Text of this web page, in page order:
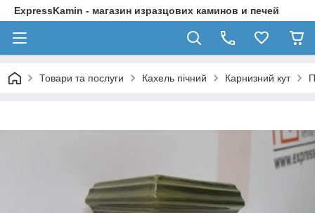
ExpressKamin - магазин изразцових каминов и печей
Товари та послуги Кахель пічний Карнизний кут